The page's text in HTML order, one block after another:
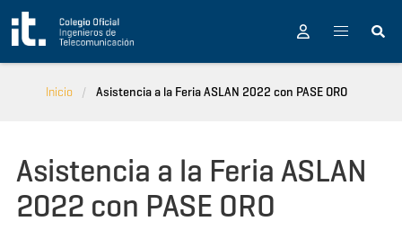
Pasar al contenido principal
Inicio Asistencia a la Feria ASLAN 2022 con PASE ORO
Asistencia a la Feria ASLAN
2022 con PASE ORO